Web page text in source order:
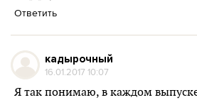
Ответить
кадырочный
16.01.2017 10:07
Я так понимаю, в каждом